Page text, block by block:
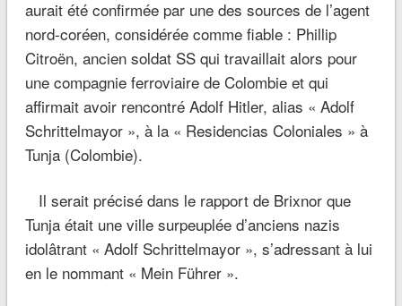
aurait été confirmée par une des sources de l’agent
nord-coréen, considérée comme fiable : Phillip
Citroën, ancien soldat SS qui travaillait alors pour
une compagnie ferroviaire de Colombie et qui
affirmait avoir rencontré Adolf Hitler, alias « Adolf
Schrittelmayor », à la « Residencias Coloniales » à
Tunja (Colombie).
Il serait précisé dans le rapport de Brixnor que
Tunja était une ville surpeuplée d’anciens nazis
idolâtrant « Adolf Schrittelmayor », s’adressant à lui
en le nommant « Mein Führer ».